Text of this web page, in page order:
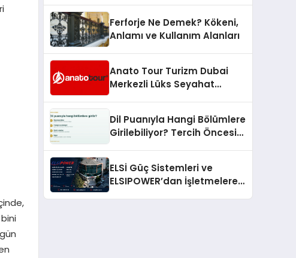
Ferforje Ne Demek? Kökeni,
Anlamı ve Kullanım Alanları
Anato Tour Turizm Dubai
Merkezli Lüks Seyahat
Dil Puanıyla Hangi Bölümlere
Girilebiliyor? Tercih Öncesi
ELSİ Güç Sistemleri ve
ELSIPOWER’dan İşletmelere